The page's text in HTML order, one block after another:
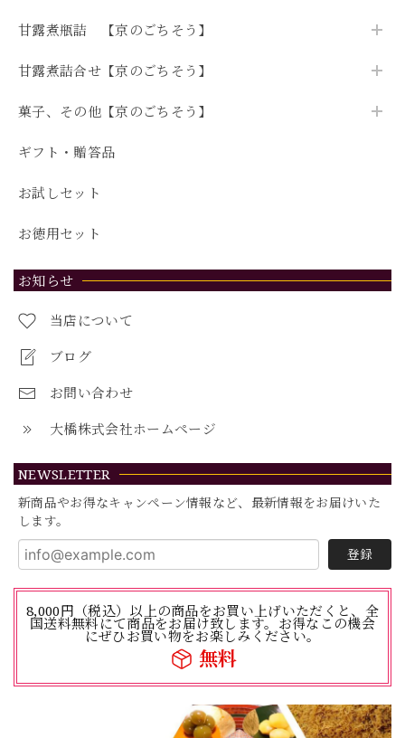
甘露煮瓶詰 【京のごちそう】
甘露煮詰合せ【京のごちそう】
菓子、その他【京のごちそう】
ギフト・贈答品
お試しセット
お徳用セット
お知らせ
当店について
ブログ
お問い合わせ
大橋株式会社ホームページ
NEWSLETTER
新商品やお得なキャンペーン情報など、最新情報をお届けいた
します。
登録
8,000円（税込）以上の商品をお買い上げいただくと、全
国送料無料にて商品をお届け致します。お得なこの機会
にぜひお買い物をお楽しみください。
無料